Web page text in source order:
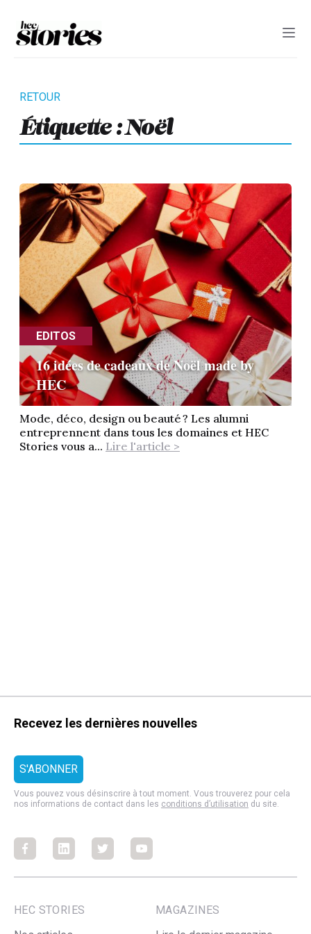
Étiquette : Noël
EDITOS
16 idées de cadeaux de Noël made by
HEC
Mode, déco, design ou beauté ? Les alumni
entreprennent dans tous les domaines et HEC
Stories vous a... Lire l'article >
Recevez les dernières nouvelles
Vous pouvez vous désinscrire à tout moment. Vous trouverez pour cela
nos informations de contact dans les conditions d’utilisation du site.
FacebookFacebookFacebookFacebook
HEC STORIES
MAGAZINES